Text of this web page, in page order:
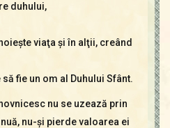
duhului,
viaţa şi în alţii, creând
fie un om al Duhului Sfânt.
nu se uzează prin
nu-şi pierde valoarea ei